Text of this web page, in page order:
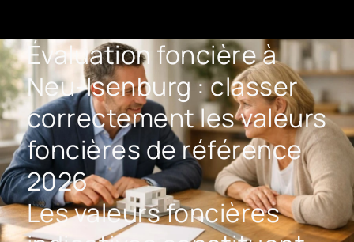
Évaluation foncière à
Neu-Isenburg : classer
correctement les valeurs
foncières de référence
2026
Les valeurs foncières